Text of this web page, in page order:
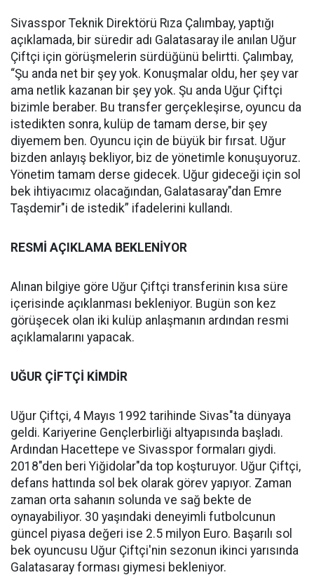
Sivasspor Teknik Direktörü Rıza Çalımbay, yaptığı
açıklamada, bir süredir adı Galatasaray ile anılan Uğur
Çiftçi için görüşmelerin sürdüğünü belirtti. Çalımbay,
“Şu anda net bir şey yok. Konuşmalar oldu, her şey var
ama netlik kazanan bir şey yok. Şu anda Uğur Çiftçi
bizimle beraber. Bu transfer gerçekleşirse, oyuncu da
istedikten sonra, kulüp de tamam derse, bir şey
diyemem ben. Oyuncu için de büyük bir fırsat. Uğur
bizden anlayış bekliyor, biz de yönetimle konuşuyoruz.
Yönetim tamam derse gidecek. Uğur gideceği için sol
bek ihtiyacımız olacağından, Galatasaray"dan Emre
Taşdemir"i de istedik” ifadelerini kullandı.
RESMİ AÇIKLAMA BEKLENİYOR
Alınan bilgiye göre Uğur Çiftçi transferinin kısa süre
içerisinde açıklanması bekleniyor. Bugün son kez
görüşecek olan iki kulüp anlaşmanın ardından resmi
açıklamalarını yapacak.
UĞUR ÇİFTÇİ KİMDİR
Uğur Çiftçi, 4 Mayıs 1992 tarihinde Sivas"ta dünyaya
geldi. Kariyerine Gençlerbirliği altyapısında başladı.
Ardından Hacettepe ve Sivasspor formaları giydi.
2018"den beri Yiğidolar"da top koşturuyor. Uğur Çiftçi,
defans hattında sol bek olarak görev yapıyor. Zaman
zaman orta sahanın solunda ve sağ bekte de
oynayabiliyor. 30 yaşındaki deneyimli futbolcunun
güncel piyasa değeri ise 2.5 milyon Euro. Başarılı sol
bek oyuncusu Uğur Çiftçi'nin sezonun ikinci yarısında
Galatasaray forması giymesi bekleniyor.